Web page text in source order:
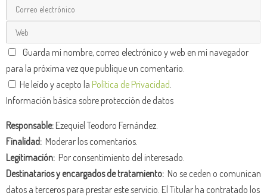
Guarda mi nombre, correo electrónico y web en mi navegador
para la próxima vez que publique un comentario.
He leído y acepto la Política de Privacidad
Información básica sobre protección de datos
Responsable:Ezequiel Teodoro Fernández.
Finalidad: Moderar los comentarios.
Legitimación: Por consentimiento del interesado.
Destinatarios y encargados de tratamiento: No se ceden o comunican
datos a terceros para prestar este servicio. El Titular ha contratado los